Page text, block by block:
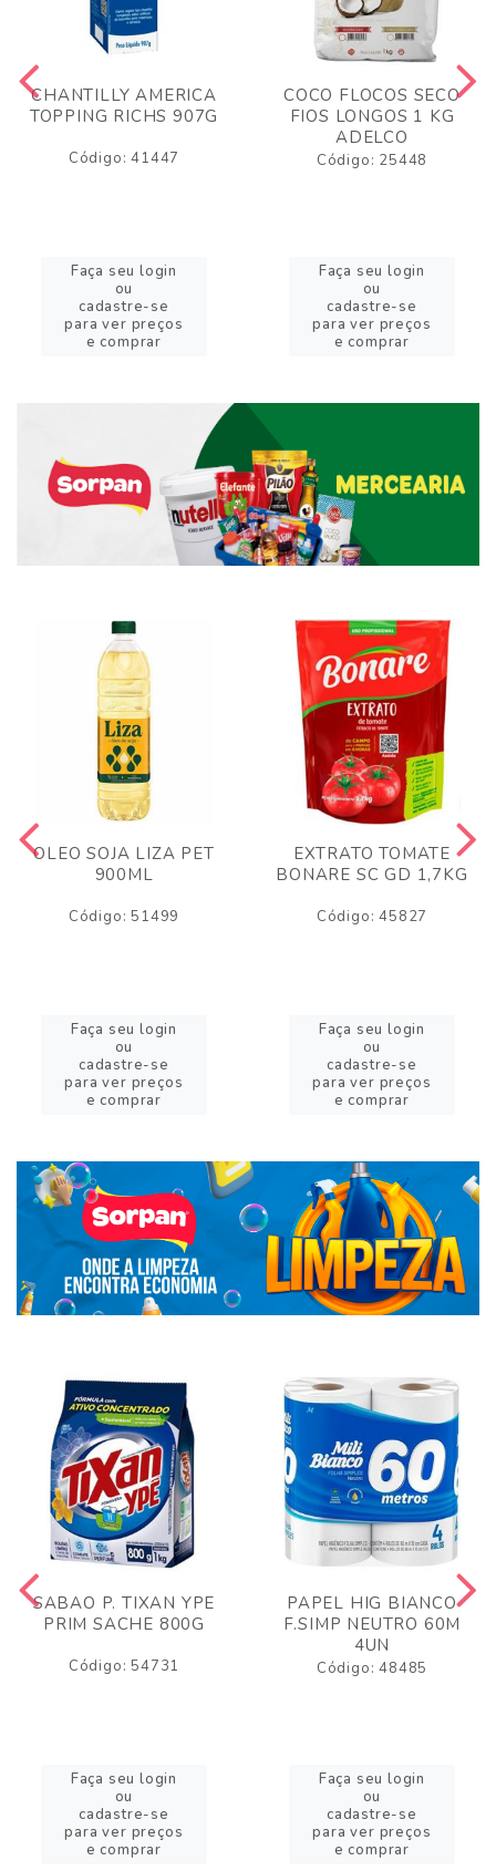
CHANTILLY AMERICA
TOPPING RICHS 907G
Código: 41447
Faça seu login
ou
cadastre-se
para ver preços
e comprar
COCO FLOCOS SECO
FIOS LONGOS 1 KG
ADELCO
Código: 25448
Faça seu login
ou
cadastre-se
para ver preços
e comprar
OLEO SOJA LIZA PET
900ML
Código: 51499
Faça seu login
ou
cadastre-se
para ver preços
e comprar
EXTRATO TOMATE
BONARE SC GD 1,7KG
Código: 45827
Faça seu login
ou
cadastre-se
para ver preços
e comprar
SABAO P. TIXAN YPE
PRIM SACHE 800G
Código: 54731
Faça seu login
ou
cadastre-se
para ver preços
e comprar
PAPEL HIG BIANCO
F.SIMP NEUTRO 60M
4UN
Código: 48485
Faça seu login
ou
cadastre-se
para ver preços
e comprar